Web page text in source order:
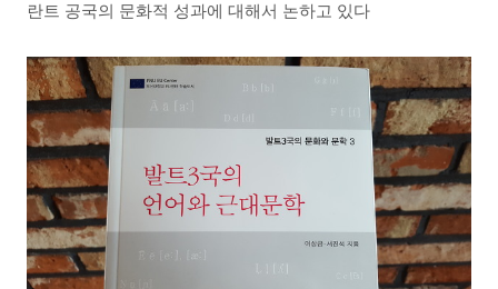
란트 공국의 문화적 성과에 대해서 논하고 있다